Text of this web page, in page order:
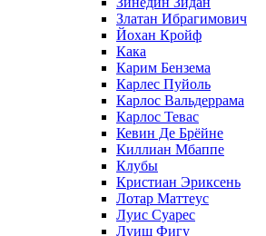
Златан Ибрагимович
Йохан Кройф
Кака
Карим Бензема
Карлес Пуйоль
Карлос Вальдеррама
Карлос Тевас
Кевин Де Брёйне
Киллиан Мбаппе
Клубы
Кристиан Эриксень
Лотар Маттеус
Луис Суарес
Луиш Фигу